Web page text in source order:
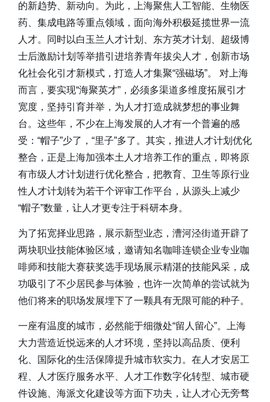
的新趋势、新动向。为此，上海聚焦人工智能、生物医
药、集成电路等重点领域，面向海外积极延揽世界一流
人才。同时以白玉兰人才计划、东方英才计划、超级博
士后激励计划等举措引进培养青年拔尖人才，创新市场
化社会化引才新模式，打造人才集聚“强磁场”。 对上海
而言，要实现“海聚英才”，必须多渠道多维度拓展引才
宽度，坚持引育并举，为人才打造成就梦想的事业舞
台。这些年，不少在上海发展的人才有一个普遍的感
受：“帽子”少了，“里子”多了。其实，推进人才计划优化
整合，正是上海加强本土人才培养工作的重点，即将原
有市级人才计划进行优化整合，把教育、卫生等原行业
性人才计划转为若干个评审工作平台，从源头上减少
“帽子”数量，让人才更专注于科研本身。
为了拓宽择业思路，展示新型业态，漕河泾街道开辟了
两块职业技能体验区域，邀请知名咖啡连锁企业专业咖
啡师和技能大赛获奖选手现场展示精湛的技能风采，成
功吸引了不少居民参与体验，也许一次简单的尝试就为
他们将来的职场发展埋下了一颗具有无限可能的种子。
一座有温度的城市，必然能于细微处“留人留心”。上海
大力营造近悦远来的人才环境，坚持以高品质、便利
化、国际化的生活保障提升城市软实力。在人才安居工
程、人才医疗服务水平、人才工作数字化转型、城市硬
件设施、海派文化建设等方面下功夫，让人才心无旁骛